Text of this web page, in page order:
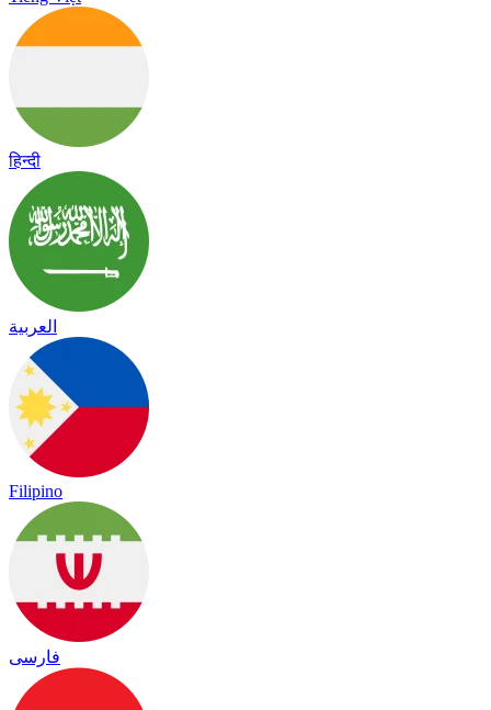
हिन्दी
العربية
Filipino
فارسی